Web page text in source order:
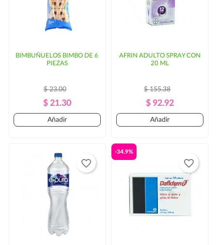
BIMBUÑUELOS BIMBO DE 6
PIEZAS
Precio
Regular
$ 23.00
Precio
$ 21.30
Añadir
AFRIN ADULTO SPRAY CON
20 ML
Precio
Regular
$ 155.38
Precio
$ 92.92
Añadir
favorite_border
-34.9%
favorite_border